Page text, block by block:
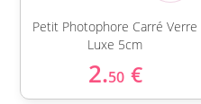
Petit Photophore Carré Verre
Luxe 5cm
2.50 €